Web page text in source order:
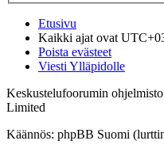
Etusivu
Kaikki ajat ovat
Poista evästeet
Viesti Ylläpidolle
Keskustelufoorumin ohjelmisto
Limited
Käännös: phpBB Suomi